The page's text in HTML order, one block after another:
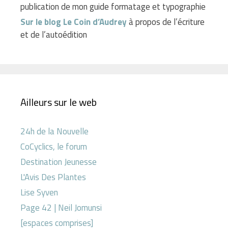
publication de mon guide formatage et typographie
Sur le blog Le Coin d’Audreyà propos de l’écriture
et de l’autoédition
Ailleurs sur le web
24h de la Nouvelle
CoCyclics, le forum
Destination Jeunesse
L'Avis Des Plantes
Lise Syven
Page 42 | Neil Jomunsi
[espaces comprises]